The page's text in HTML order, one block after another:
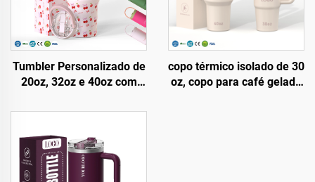
Tumbler Personalizado de
20oz, 32oz e 40oz com
Tampa com Canudo Flip,
para Viagem com Alça,
para Bebidas Quentes e
Frias
copo térmico isolado de 30
oz, copo para café gelado